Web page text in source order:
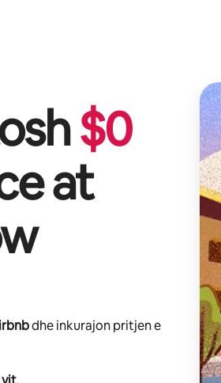
$0
at
dhe inkurajon pritjen e